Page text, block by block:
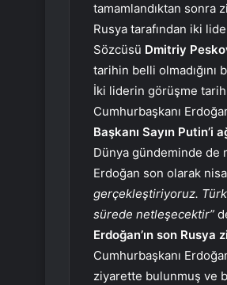
tamamlandıktan sonra
Rusya tarafından iki
Sözcüsü Dmitriy
tarihin belli olmadığını
İki liderin görüşme
Cumhurbaşkanı
Başkanı Sayın Putin’i
Dünya gündeminde de
Erdoğan son olarak
gerçekleştiriyoruz.
sürede netleşecektir”
Erdoğan’ın son Rusya
Cumhurbaşkanı
ziyarette bulunmuş ve